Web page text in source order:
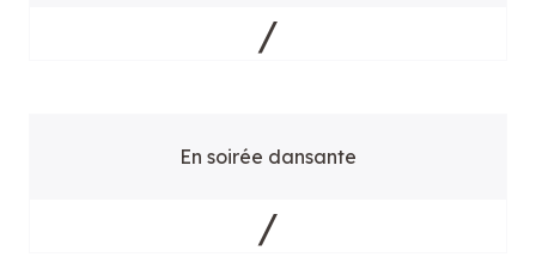
/
En soirée dansante
/